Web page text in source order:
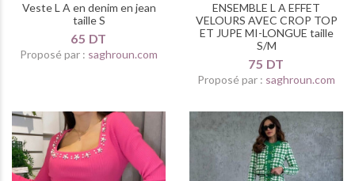
Veste L A en denim en jean
taille S
65 DT
Proposé par : saghroun.com
ENSEMBLE L A EFFET
VELOURS AVEC CROP TOP
ET JUPE MI-LONGUE taille
S/M
75 DT
Proposé par : saghroun.com